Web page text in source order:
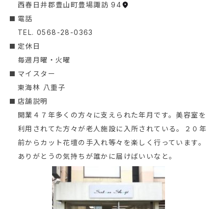
西春日井郡豊山町豊場諏訪 94
︎電話
TEL. 0568-28-0363
定休日
毎週月曜・火曜
マイスター
東海林 八重子
店舗説明
開業４７年多くの方々に支えられた年月です。美容室を
利用されてた方々が老人施設に入所されている。２０年
前からカット花壇の手入れ等々を楽しく行っています。
ありがとうの気持ちが誰かに届けばいいなと。